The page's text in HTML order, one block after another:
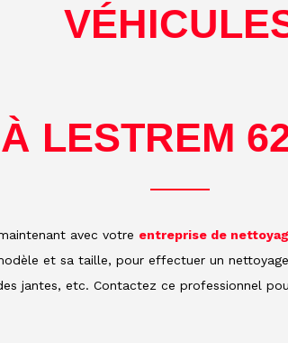
À LESTREM
avec votre entreprise de
et sa taille, pour effectuer un
jantes, etc. Contactez ce professionnel